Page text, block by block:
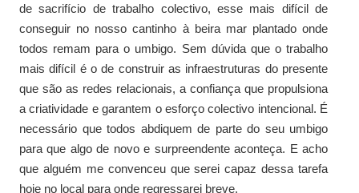
de sacrifício de trabalho colectivo, esse mais difícil de
conseguir no nosso cantinho à beira mar plantado onde
todos remam para o umbigo. Sem dúvida que o trabalho
mais difícil é o de construir as infraestruturas do presente
que são as redes relacionais, a confiança que propulsiona
a criatividade e garantem o esforço colectivo intencional. É
necessário que todos abdiquem de parte do seu umbigo
para que algo de novo e surpreendente aconteça. E acho
que alguém me convenceu que serei capaz dessa tarefa
hoje no local para onde regressarei breve.